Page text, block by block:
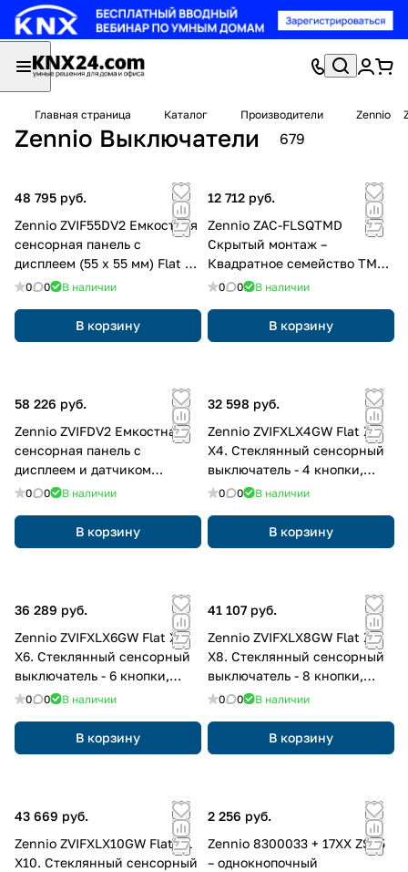
Главная страница Каталог Производители Zennio
Zennio Выключатели 679
48 795 руб.
Zennio ZVIF55DV2 Емкостная
сенсорная панель с
дисплеем (55 x 55 мм) Flat 55
Display v2
0 0 В наличии
В корзину
12 712 руб.
Zennio ZAC-FLSQTMD
Скрытый монтаж –
Квадратное семейство TMD
(аксессуар)
0 0 В наличии
В корзину
58 226 руб.
Zennio ZVIFDV2 Емкостная
сенсорная панель с
дисплеем и датчиком
влажности
0 0 В наличии
В корзину
32 598 руб.
Zennio ZVIFXLX4GW Flat XL
X4. Стеклянный сенсорный
выключатель - 4 кнопки,
цвет: белый, оттенок:
0 0 В наличии
В корзину
36 289 руб.
Zennio ZVIFXLX6GW Flat XL
X6. Стеклянный сенсорный
выключатель - 6 кнопки,
цвет: белый, оттенок:
0 0 В наличии
В корзину
41 107 руб.
Zennio ZVIFXLX8GW Flat XL
X8. Стеклянный сенсорный
выключатель - 8 кнопки,
цвет: белый, оттенок:
0 0 В наличии
В корзину
43 669 руб.
Zennio ZVIFXLX10GW Flat XL
X10. Стеклянный сенсорный
2 256 руб.
Zennio 8300033 + 17XX ZS55
– однокнопочный